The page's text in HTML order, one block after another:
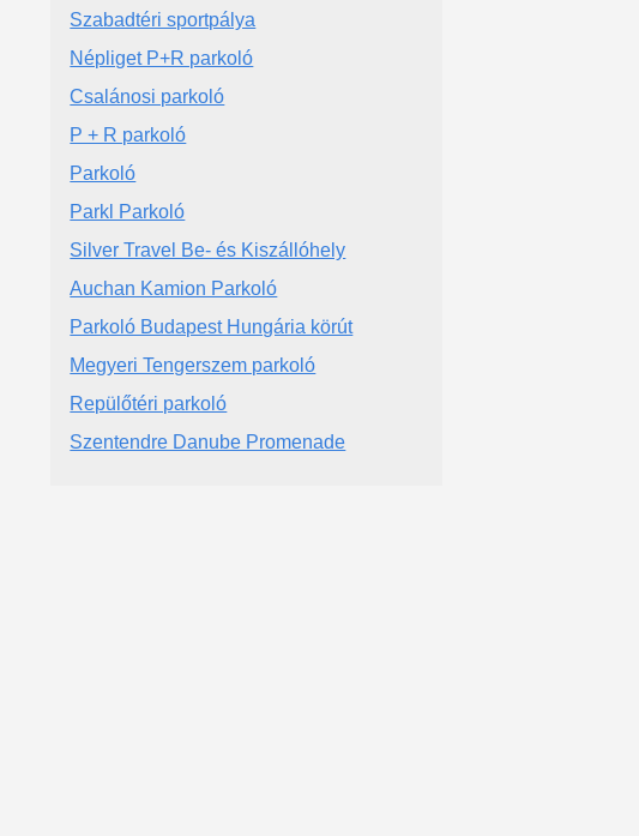
Szabadtéri sportpálya
Népliget P+R parkoló
Csalánosi parkoló
P + R parkoló
Parkoló
Parkl Parkoló
Silver Travel Be- és Kiszállóhely
Auchan Kamion Parkoló
Parkoló Budapest Hungária körút
Megyeri Tengerszem parkoló
Repülőtéri parkoló
Szentendre Danube Promenade